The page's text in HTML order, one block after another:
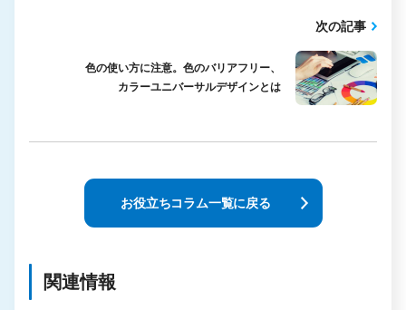
次の記事
色の使い方に注意。色のバリアフリー、
カラーユニバーサルデザインとは
お役立ちコラム一覧に戻る
関連情報